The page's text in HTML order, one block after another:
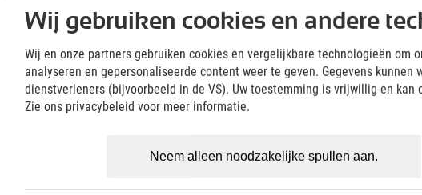
Downloads
Wir übernehmen keine Haftung für die
Informationen. Wir empfehlen die Mitnahme einer
KML
Wij gebruiken cookies en andere
Wij en onze partners gebruiken cookies en vergelijkbare technologieën om
analyseren en gepersonaliseerde content weer te geven. Gegevens kunnen
dienstverleners (bijvoorbeeld in de VS). Uw toestemming is vrijwillig en kan
Zie ons privacybeleid voor meer informatie.
Neem alleen noodzakelijke spullen aan.
(German)
(English)
Italiano
(Italian)
(Polish)
(Hungarian)